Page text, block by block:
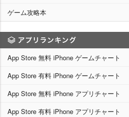
ゲーム攻略本
App Store 無料 iPhone ゲームチャート
App Store 有料 iPhone ゲームチャート
App Store 無料 iPhone アプリチャート
App Store 有料 iPhone アプリチャート